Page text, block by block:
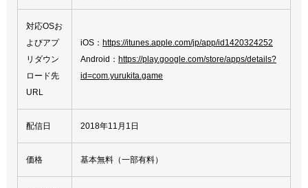
対応OSお
よびアプ
リダウン
ロード先
URL
iOS： https://itunes.apple.com/jp/app/id1420324252
Android： https://play.google.com/store/apps/details?
id=com.yurukita.game
配信日 2018年11月1日
価格 基本無料（一部有料）